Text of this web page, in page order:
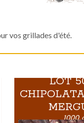
vos grillades d'été.
LOT
1000